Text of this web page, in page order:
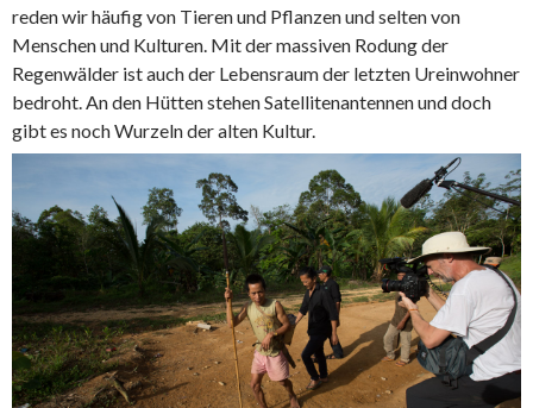
reden wir häufig von Tieren und Pflanzen und selten von
Menschen und Kulturen. Mit der massiven Rodung der
Regenwälder ist auch der Lebensraum der letzten Ureinwohner
bedroht. An den Hütten stehen Satellitenantennen und doch
gibt es noch Wurzeln der alten Kultur.